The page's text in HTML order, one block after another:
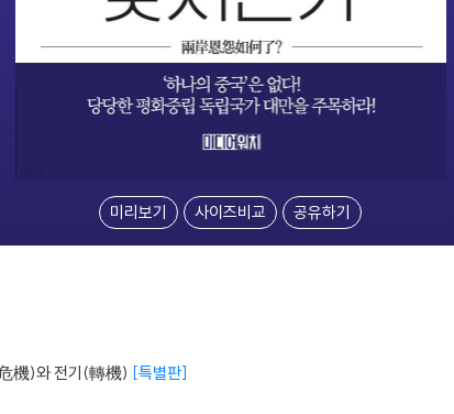
미리보기 사이즈비교 공유하기
機)와 전기(轉機) 특별판